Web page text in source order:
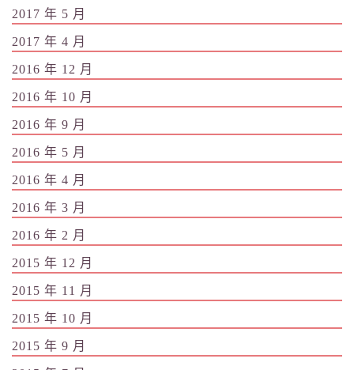
2017 年 5 月
2017 年 4 月
2016 年 12 月
2016 年 10 月
2016 年 9 月
2016 年 5 月
2016 年 4 月
2016 年 3 月
2016 年 2 月
2015 年 12 月
2015 年 11 月
2015 年 10 月
2015 年 9 月